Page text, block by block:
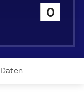
0
Daten